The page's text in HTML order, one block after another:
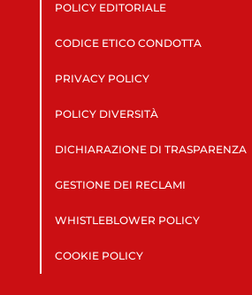
POLICY EDITORIALE
CODICE ETICO CONDOTTA
PRIVACY POLICY
POLICY DIVERSITÀ
DICHIARAZIONE DI TRASPARENZA
GESTIONE DEI RECLAMI
WHISTLEBLOWER POLICY
COOKIE POLICY